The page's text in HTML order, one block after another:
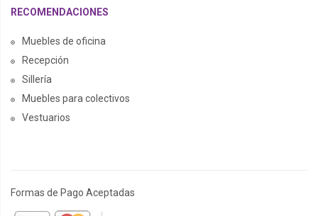
RECOMENDACIONES
Muebles de oficina
Recepción
Sillería
Muebles para colectivos
Vestuarios
Formas de Pago Aceptadas